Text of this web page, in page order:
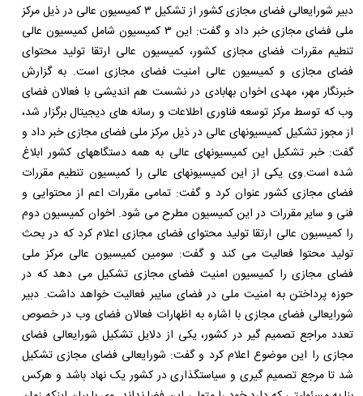
دبیر شورایعالی فضای مجازی کشور از تشکیل ۳ کمیسیون عالی در ذیل مرکز
ملی فضای مجازی خبر داد و گفت: این ۳ کمیسیون شامل کمیسیون عالی
تنطیم مقررات فضای مجازی کشور، کمیسیون عالی ارتقا تولید محتوای
فضای مجازی و کمیسیون عالی امنیت فضای مجازی است. به گزارش
خبرنگار مهر، مهدی اخوان بهابادی در نشست هم اندیشی با فعالان فضای
وب که توسط مرکز توسعه فناوری اطلاعات و رسانه های دیجیتال برگزار شد،
از مجوز تشکیل کمیسیونهای عالی در ذیل مرکز ملی فضای مجازی خبر داد و
گفت: خبر تشکیل این کمیسیونهای عالی به همه دستگاههای کشور ابلاغ
شده است.وی یکی از این کمیسیونهای عالی را کمیسیون تنطیم مقررات
فضای مجازی کشور عنوان کرد و گفت: تمامی مقررات اعم از محتوایی و
فنی و سایر مقررات در این کمیسیون مطرح می شود. اخوان کمیسیون دوم
را کمیسیون عالی ارتقا تولید محتوای فضای مجازی اعلام کرد که در بحث
تولید محتوا فعالیت می کند و گفت: سومین کمیسیون عالی مرکز ملی
فضای مجازی را کمیسیون امنیت فضای مجازی تشکیل می دهد که در
حوزه پرداختن به امنیت ملی در فضای سایبر فعالیت خواهد داشت. دبیر
شورایعالی فضای مجازی با اشاره به اظهارات فعالان فضای وب در خصوص
تعدد مراجع تصمیم گیر در کشور، یکی از دلایل تشکیل شورایعالی فضای
مجازی را این موضوع اعلام کرد و گفت: شورایعالی فضای مجازی تشکیل
شد تا مرجع تصمیم گیری و سیاستگذاری در کشور یک نهاد باشد و هرکس